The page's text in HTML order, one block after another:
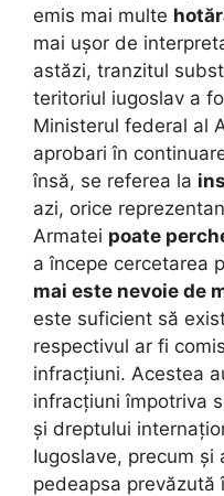
emis mai multe
mai ușor de
astăzi, tranzitul
teritoriul iugoslav a
Ministerul federal al
aprobari în
însă, se referea la
azi, orice
Armatei poate
a începe cercetarea
mai este nevoie de
este suficient să
respectivul ar fi
infracțiuni. Acestea
infracțiuni împotriva
și dreptului
Iugoslave, precum
pedeapsa prevăzută